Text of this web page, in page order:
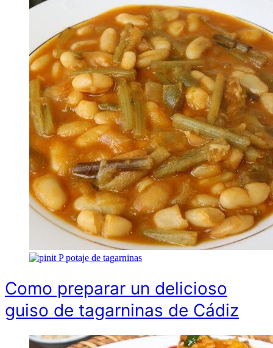
P potaje de tagarninas
Como preparar un delicioso
guiso de tagarninas de Cádiz